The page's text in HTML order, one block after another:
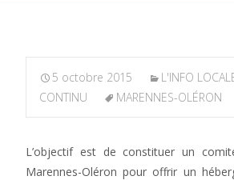
5 octobre 2015
L'INFO
CONTINU
MARENNES-OLÉRON
L’objectif est de constituer un
Marennes-Oléron pour offrir un